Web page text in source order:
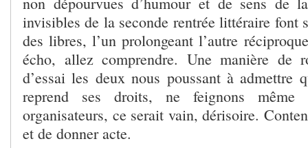
invisibles de la seconde rentrée littéraire font
des libres, l’un prolongeant l’autre
écho, allez comprendre. Une manière de
d’essai les deux nous poussant à admettre
reprend ses droits, ne feignons
organisateurs, ce serait vain, dérisoire.
et de donner acte.